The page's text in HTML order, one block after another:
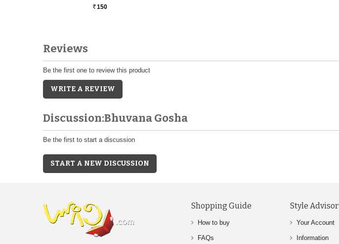
Rs. 150
Reviews
Be the first one to review this product
WRITE A REVIEW
Discussion:Bhuvana Gosha
Be the first to start a discussion
START A NEW DISCUSSION
Shopping Guide
How to buy
FAQs
Style Advisor
Your Account
Information